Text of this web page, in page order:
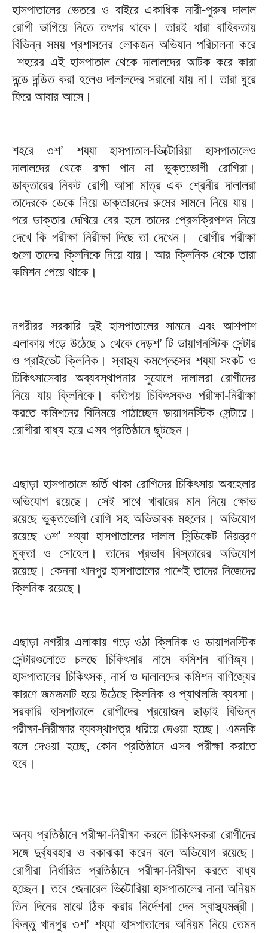
হাসপাতালের ভেতরে ও বাইরে একাধিক নারী-পুরুষ দালাল
রোগী ভাগিয়ে নিতে তৎপর থাকে। তারই ধারা বাহিকতায়
বিভিন্ন সময় প্রশাসনের লোকজন অভিযান পরিচালনা করে
শহরের এই হাসপাতাল থেকে দালালদের আটক করে কারা
দন্ডে দন্ডিত করা হলেও দালালদের সরানো যায় না। তারা ঘুরে
ফিরে আবার আসে।
শহরে ৩শ’ শয্যা হাসপাতাল-ভিক্টোরিয়া হাসপাতালেও
দালালদের থেকে রক্ষা পান না ভুক্তভোগী রোগিরা।
ডাক্তারের নিকট রোগী আসা মাত্র এক শ্রেনীর দালালরা
তাদেরকে ডেকে নিয়ে ডাক্তারদের রুমের সামনে নিয়ে যায়।
পরে ডাক্তার দেখিয়ে বের হলে তাদের প্রেসক্রিপশন নিয়ে
দেখে কি পরীক্ষা নিরীক্ষা দিছে তা দেখেন। রোগীর পরীক্ষা
গুলো তাদের ক্লিনিকে নিয়ে যায়। আর ক্লিনিক থেকে তারা
কমিশন পেয়ে থাকে।
নগরীরর সরকারি দুই হাসপাতালের সামনে এবং আশপাশ
এলাকায় গড়ে উঠেছে ১ থেকে দেড়শ’ টি ডায়াগনস্টিক সেন্টার
ও প্রাইভেট ক্লিনিক। স্বাস্থ্য কমপ্লেক্সের শয্যা সংকট ও
চিকিৎসাসেবার অব্যবস্থাপনার সুযোগে দালালরা রোগীদের
নিয়ে যায় ক্লিনিকে। কতিপয় চিকিৎসকও পরীক্ষা-নিরীক্ষা
করতে কমিশনের বিনিময়ে পাঠাচ্ছেন ডায়াগনস্টিক সেন্টারে।
রোগীরা বাধ্য হয়ে এসব প্রতিষ্ঠানে ছুটছেন।
এছাড়া হাসপাতালে ভর্তি থাকা রোগিদের চিকিৎসায় অবহেলার
অভিযোগ রয়েছে। সেই সাথে খাবারের মান নিয়ে ক্ষোভ
রয়েছে ভুক্তভোগি রোগি সহ অভিভাবক মহলের। অভিযোগ
রয়েছে ৩শ’ শয্যা হাসপাতালের দালাল সিন্ডিকেট নিয়ন্ত্রণ
মুক্তা ও সোহেল। তাদের প্রভাব বিস্তারের অভিযোগ
রয়েছে। কেননা খানপুর হাসপাতালের পাশেই তাদের নিজেদের
ক্লিনিক রয়েছে।
এছাড়া নগরীর এলাকায় গড়ে ওঠা ক্লিনিক ও ডায়াগনস্টিক
সেন্টারগুলোতে চলছে চিকিৎসার নামে কমিশন বাণিজ্য।
হাসপাতালের চিকিৎসক, নার্স ও দালালদের কমিশন বাণিজ্যের
কারণে জমজমাট হয়ে উঠেছে ক্লিনিক ও প্যাথলজি ব্যবসা।
সরকারি হাসপাতালে রোগীদের প্রয়োজন ছাড়াই বিভিন্ন
পরীক্ষা-নিরীক্ষার ব্যবস্থাপত্র ধরিয়ে দেওয়া হচ্ছে। এমনকি
বলে দেওয়া হচ্ছে, কোন প্রতিষ্ঠানে এসব পরীক্ষা করাতে
হবে।
অন্য প্রতিষ্ঠানে পরীক্ষা-নিরীক্ষা করলে চিকিৎসকরা রোগীদের
সঙ্গে দুর্ব্যবহার ও বকাঝকা করেন বলে অভিযোগ রয়েছে।
রোগীরা নির্ধারিত প্রতিষ্ঠানে পরীক্ষা-নিরীক্ষা করতে বাধ্য
হচ্ছেন। তবে জেনারেল ভিক্টোরিয়া হাসপাতালের নানা অনিয়ম
তিন দিনের মাঝে ঠিক করার নির্দেশনা দেন স্বাস্থ্যমন্ত্রী।
কিন্তু খানপুর ৩শ’ শয্যা হাসপাতালের অনিয়ম নিয়ে তেমন